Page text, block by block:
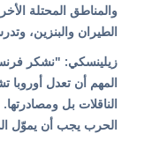
والمناطق المحتلة
الطيران والبنزين،
زيلينسكي: "نشكر
المهم أن تعدل
الناقلات بل
الحرب يجب أن يموّل